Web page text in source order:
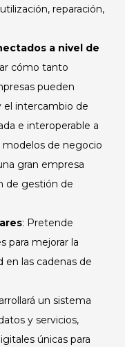
reparación,
a nivel de
cómo tanto
pueden
el intercambio de
e interoperable a
modelos de negocio
gran empresa
de gestión de
: Pretende
para mejorar la
en las cadenas de
un sistema
y servicios,
únicas para